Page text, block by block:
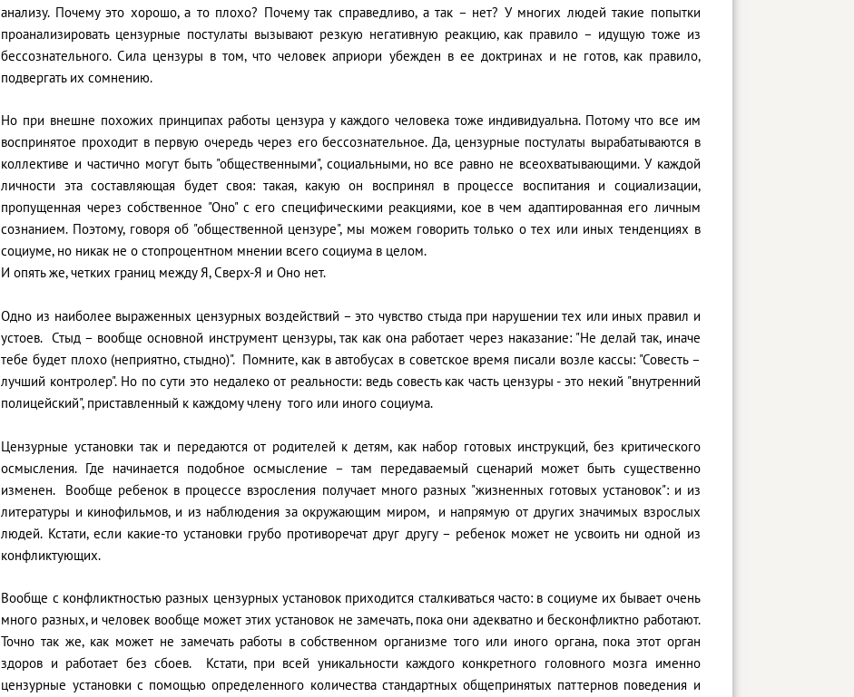
анализу. Почему это хорошо, а то плохо? Почему так справедливо, а так – нет? У многих людей такие попытки
проанализировать цензурные постулаты вызывают резкую негативную реакцию, как правило – идущую тоже из
бессознательного. Сила цензуры в том, что человек априори убежден в ее доктринах и не готов, как правило,
подвергать их сомнению.
Но при внешне похожих принципах работы цензура у каждого человека тоже индивидуальна. Потому что все им
воспринятое проходит в первую очередь через его бессознательное. Да, цензурные постулаты вырабатываются в
коллективе и частично могут быть "общественными", социальными, но все равно не всеохватывающими. У каждой
личности эта составляющая будет своя: такая, какую он воспринял в процессе воспитания и социализации,
пропущенная через собственное "Оно" с его специфическими реакциями, кое в чем адаптированная его личным
сознанием. Поэтому, говоря об "общественной цензуре", мы можем говорить только о тех или иных тенденциях в
социуме, но никак не о стопроцентном мнении всего социума в целом.
И опять же, четких границ между Я, Сверх-Я и Оно нет.
Одно из наиболее выраженных цензурных воздействий – это чувство стыда при нарушении тех или иных правил и
устоев. Стыд – вообще основной инструмент цензуры, так как она работает через наказание: "Не делай так, иначе
тебе будет плохо (неприятно, стыдно)". Помните, как в автобусах в советское время писали возле кассы: "Совесть –
лучший контролер". Но по сути это недалеко от реальности: ведь совесть как часть цензуры - это некий "внутренний
полицейский", приставленный к каждому члену того или иного социума.
Цензурные установки так и передаются от родителей к детям, как набор готовых инструкций, без критического
осмысления. Где начинается подобное осмысление – там передаваемый сценарий может быть существенно
изменен. Вообще ребенок в процессе взросления получает много разных "жизненных готовых установок": и из
литературы и кинофильмов, и из наблюдения за окружающим миром, и напрямую от других значимых взрослых
людей. Кстати, если какие-то установки грубо противоречат друг другу – ребенок может не усвоить ни одной из
конфликтующих.
Вообще с конфликтностью разных цензурных установок приходится сталкиваться часто: в социуме их бывает очень
много разных, и человек вообще может этих установок не замечать, пока они адекватно и бесконфликтно работают.
Точно так же, как может не замечать работы в собственном организме того или иного органа, пока этот орган
здоров и работает без сбоев. Кстати, при всей уникальности каждого конкретного головного мозга именно
цензурные установки с помощью определенного количества стандартных общепринятых паттернов поведения и